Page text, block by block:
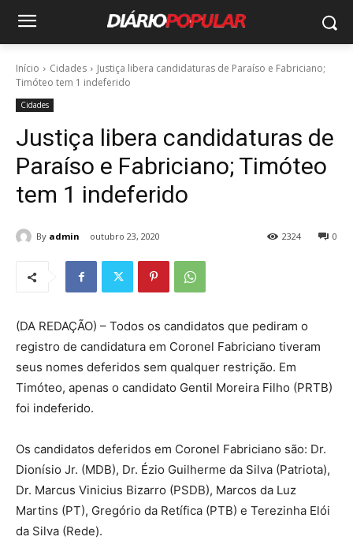
Início Cidades
Justiça libera candidaturas de Paraíso e Fabriciano;
Timóteo tem 1 indeferido
Cidades
Justiça libera candidaturas de
Paraíso e Fabriciano; Timóteo
tem 1 indeferido
By admin outubro 23, 2020 0
2324
(DA REDAÇÃO) – Todos os candidatos que pediram o
registro de candidatura em Coronel Fabriciano tiveram
seus nomes deferidos sem qualquer restrição. Em
Timóteo, apenas o candidato Gentil Moreira Filho (PRTB)
foi indeferido.
Os candidatos deferidos em Coronel Fabriciano são: Dr.
Dionísio Jr. (MDB), Dr. Ézio Guilherme da Silva (Patriota),
Dr. Marcus Vinicius Bizarro (PSDB), Marcos da Luz
Martins (PT), Gregório da Retífica (PTB) e Terezinha Elói
da Silva (Rede).